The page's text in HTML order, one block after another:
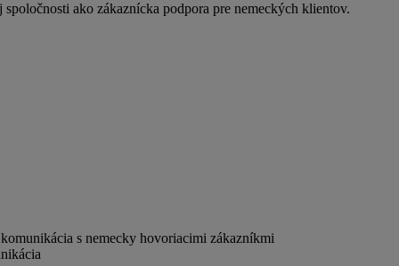
ako zákaznícka podpora pre nemeckých klientov.
s nemecky hovoriacimi zákazníkmi